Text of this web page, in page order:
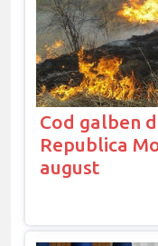
Cod galben
Republica
august